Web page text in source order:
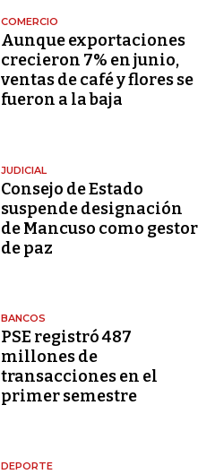
COMERCIO
Aunque exportaciones
crecieron 7% en junio,
ventas de café y flores se
fueron a la baja
JUDICIAL
Consejo de Estado
suspende designación
de Mancuso como gestor
de paz
BANCOS
PSE registró 487
millones de
transacciones en el
primer semestre
DEPORTE